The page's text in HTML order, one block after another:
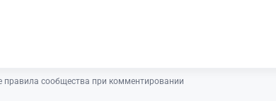
правила сообщества при комментировании